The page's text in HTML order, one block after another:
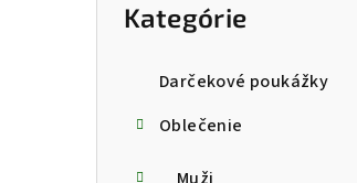
Preskočiť
kategórie
Kategórie
Darčekové poukážky
Oblečenie